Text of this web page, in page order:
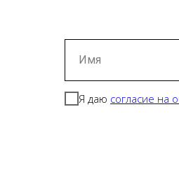
Имя
Я даю согласие на